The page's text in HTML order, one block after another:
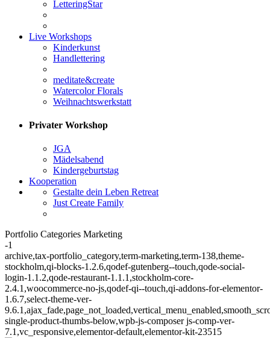
LetteringStar
Live Workshops
Kinderkunst
Handlettering
meditate&create
Watercolor Florals
Weihnachtswerkstatt
Privater Workshop
JGA
Mädelsabend
Kindergeburtstag
Kooperation
Gestalte dein Leben Retreat
Just Create Family
Portfolio Categories Marketing
-1
archive,tax-portfolio_category,term-marketing,term-138,theme-
stockholm,qi-blocks-1.2.6,qodef-gutenberg--touch,qode-social-
login-1.1.2,qode-restaurant-1.1.1,stockholm-core-
2.4.1,woocommerce-no-js,qodef-qi--touch,qi-addons-for-elementor-
1.6.7,select-theme-ver-
single-product-thumbs-below,wpb-js-composer js-comp-ver-
7.1,vc_responsive,elementor-default,elementor-kit-23515